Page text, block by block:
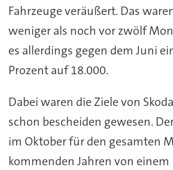
Fahrzeuge veräußert. Das
weniger als noch vor zwölf
es allerdings gegen dem Juni
Prozent auf 18.000.
Dabei waren die Ziele von
schon bescheiden gewesen.
im Oktober für den gesamten
kommenden Jahren von einem